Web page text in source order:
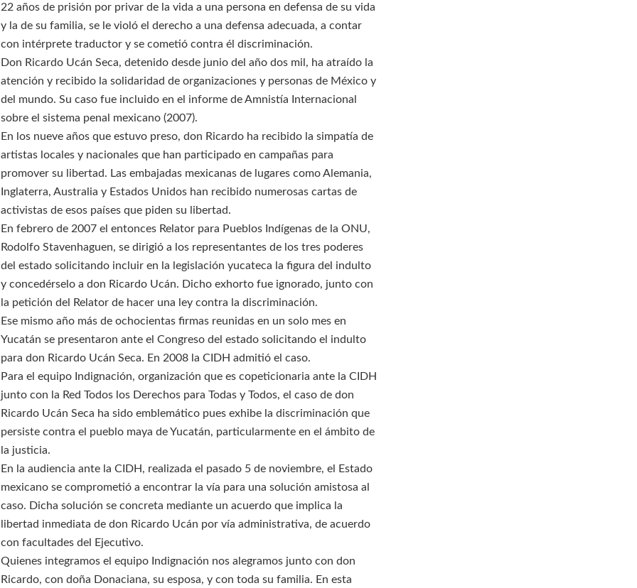
22 años de prisión por privar de la vida a una persona en defensa de su vida
y la de su familia, se le violó el derecho a una defensa adecuada, a contar
con intérprete traductor y se cometió contra él discriminación.
Don Ricardo Ucán Seca, detenido desde junio del año dos mil, ha atraído la
atención y recibido la solidaridad de organizaciones y personas de México y
del mundo. Su caso fue incluido en el informe de Amnistía Internacional
sobre el sistema penal mexicano (2007).
En los nueve años que estuvo preso, don Ricardo ha recibido la simpatía de
artistas locales y nacionales que han participado en campañas para
promover su libertad. Las embajadas mexicanas de lugares como Alemania,
Inglaterra, Australia y Estados Unidos han recibido numerosas cartas de
activistas de esos países que piden su libertad.
En febrero de 2007 el entonces Relator para Pueblos Indígenas de la ONU,
Rodolfo Stavenhaguen, se dirigió a los representantes de los tres poderes
del estado solicitando incluir en la legislación yucateca la figura del indulto
y concedérselo a don Ricardo Ucán. Dicho exhorto fue ignorado, junto con
la petición del Relator de hacer una ley contra la discriminación.
Ese mismo año más de ochocientas firmas reunidas en un solo mes en
Yucatán se presentaron ante el Congreso del estado solicitando el indulto
para don Ricardo Ucán Seca. En 2008 la CIDH admitió el caso.
Para el equipo Indignación, organización que es copeticionaria ante la CIDH
junto con la Red Todos los Derechos para Todas y Todos, el caso de don
Ricardo Ucán Seca ha sido emblemático pues exhibe la discriminación que
persiste contra el pueblo maya de Yucatán, particularmente en el ámbito de
la justicia.
En la audiencia ante la CIDH, realizada el pasado 5 de noviembre, el Estado
mexicano se comprometió a encontrar la vía para una solución amistosa al
caso. Dicha solución se concreta mediante un acuerdo que implica la
libertad inmediata de don Ricardo Ucán por vía administrativa, de acuerdo
con facultades del Ejecutivo.
Quienes integramos el equipo Indignación nos alegramos junto con don
Ricardo, con doña Donaciana, su esposa, y con toda su familia. En esta